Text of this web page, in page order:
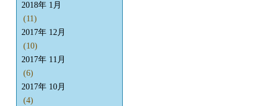
2018年 1月
(11)
2017年 12月
(10)
2017年 11月
(6)
2017年 10月
(4)